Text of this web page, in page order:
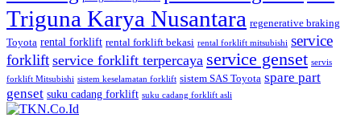
Triguna Karya Nusantara regenerative braking
Toyota rental forklift rental forklift bekasi rental forklift mitsubishi service
forklift service forklift terpercaya service genset servis
forklift Mitsubishi sistem keselamatan forklift sistem SAS Toyota spare part
genset suku cadang forklift suku cadang forklift asli